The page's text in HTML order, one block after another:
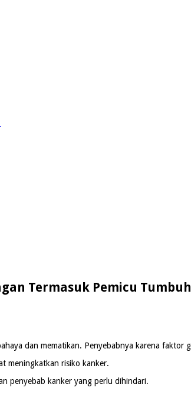
Termasuk Pemicu
dan mematikan. Penyebabnya karena faktor
meningkatkan risiko kanker.
penyebab kanker yang perlu dihindari.